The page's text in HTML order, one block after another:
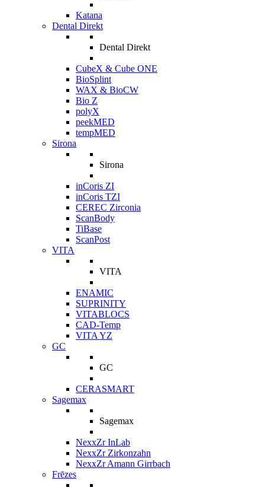
Katana
Dental Direkt
Dental Direkt
CubeX & Cube ONE
BioSplint
WAX & BioCW
Bio Z
polyX
peekMED
tempMED
Sirona
Sirona
inCoris ZI
inCoris TZI
CEREC Zirconia
ScanBody
TiBase
ScanPost
VITA
VITA
ENAMIC
SUPRINITY
VITABLOCS
CAD-Temp
VITA YZ
GC
GC
CERASMART
Sagemax
Sagemax
NexxZr InLab
NexxZr Zirkonzahn
NexxZr Amann Girrbach
Frēzes